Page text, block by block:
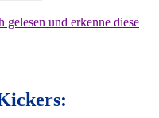
und erkenne diese